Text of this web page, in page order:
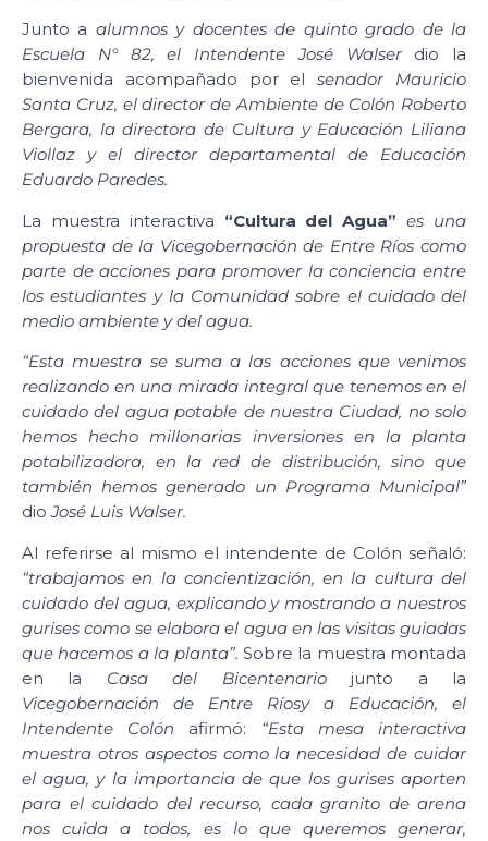
Junto a alumnos y docentes de quinto grado de la
Escuela N° 82, el Intendente José Walserdio la
bienvenida acompañado por elsenador
Mauricio
Santa Cruz, el director de Ambiente de Colón Roberto
Bergara, la directora de Cultura y Educación Liliana
Viollaz y el director departamental de Educación
Eduardo Paredes.
La muestra interactiva “Cultura del Agua” es una
propuesta de la Vicegobernación de Entre Ríos como
parte de acciones para promover la conciencia entre
los estudiantes y la Comunidad sobre el cuidado del
medio ambiente y del agua.
“Esta muestra se suma a las acciones que venimos
realizando en una mirada integral que tenemos en el
cuidado del agua potable de nuestra Ciudad, no solo
hemos hecho millonarias inversiones en la planta
potabilizadora, en la red de distribución, sino que
también hemos generado un Programa Municipal”
dioJosé Luis Walser.
Al referirse al mismo el intendente de Colón señaló:
“trabajamos en la concientización, en la cultura del
cuidado del agua, explicando y mostrando a nuestros
gurises como se elabora el agua en las visitas guiadas
que hacemos a la planta”. Sobre la muestra montada
en la Casa del Bicentenariojunto a la
Vicegobernación de Entre Ríosy a Educación, el
Intendente Colón afirmó: “Esta mesa interactiva
muestra otros aspectos como la necesidad de cuidar
el agua, y la importancia de que los gurises aporten
para el cuidado del recurso, cada granito de arena
nos cuida a todos, es lo que queremos generar,